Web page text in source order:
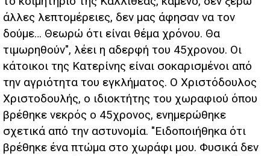
άλλες λεπτομέρειες, δεν μας άφησαν να τον
δούμε… Θεωρώ ότι είναι θέμα χρόνου. Θα
τιμωρηθούν", λέει η αδερφή του 45χρονου. Οι
κάτοικοι της Κατερίνης είναι σοκαρισμένοι από
την αγριότητα του εγκλήματος. Ο Χριστόδουλος
Χριστοδουλής, ο ιδιοκτήτης του χωραφιού όπου
βρέθηκε νεκρός ο 45χρονος, ενημερώθηκε
σχετικά από την αστυνομία. "Ειδοποιήθηκα ότι
βρέθηκε ένα πτώμα στο χωράφι μου. Φυσικά δεν